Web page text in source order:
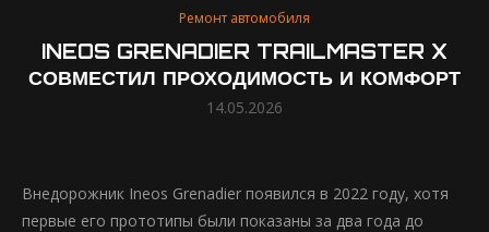
Ремонт автомобиля
INEOS GRENADIER TRAILMASTER X
СОВМЕСТИЛ ПРОХОДИМОСТЬ И КОМФОРТ
14.05.2026
Внедорожник Ineos Grenadier появился в 2022 году, хотя
первые его прототипы были показаны за два года до